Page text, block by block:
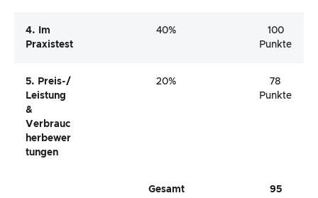
4. Im
Praxistest
40%
100
Punkte
5. Preis-/
Leistung
&
Verbrauc
Herbewer
Tungen
20%
78
Punkte
Gesamt
95